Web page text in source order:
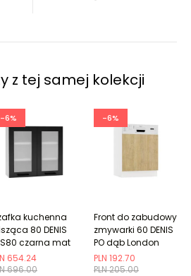
z tej samej kolekcji
-6%
696.00
654.24
kuchenna
80 DENIS
czarna mat
-6%
PLN 205.00
PLN 192.70
Front do zabudowy
zmywarki 60 DENIS
PO dąb London